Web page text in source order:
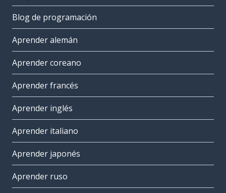
Blog de programación
Aprender alemán
Aprender coreano
Aprender francés
Aprender inglés
Aprender italiano
Aprender japonés
Aprender ruso